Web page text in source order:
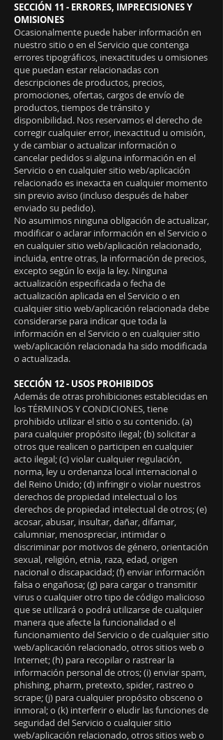
SECCIÓN 11 - ERRORES, IMPRECISIONES Y
OMISIONES
Ocasionalmente puede haber información en
nuestro sitio o en el Servicio que contenga
errores tipográficos, inexactitudes u omisiones
que puedan estar relacionadas con
descripciones de productos, precios,
promociones, ofertas, cargos de envío de
productos, tiempos de tránsito y
disponibilidad. Nos reservamos el derecho de
corregir cualquier error, inexactitud u omisión,
y de cambiar o actualizar información o
cancelar pedidos si alguna información en el
Servicio o en cualquier sitio web/aplicación
relacionado es inexacta en cualquier momento
sin previo aviso (incluso después de haber
enviado su pedido).
No asumimos ninguna obligación de actualizar,
modificar o aclarar información en el Servicio o
en cualquier sitio web/aplicación relacionado,
incluida, entre otras, la información de precios,
excepto según lo exija la ley. Ninguna
actualización especificada o fecha de
actualización aplicada en el Servicio o en
cualquier sitio web/aplicación relacionada debe
considerarse para indicar que toda la
información en el Servicio o en cualquier sitio
web/aplicación relacionada ha sido modificada
o actualizada.
SECCIÓN 12 - USOS PROHIBIDOS
Además de otras prohibiciones establecidas en
los TÉRMINOS Y CONDICIONES, tiene
prohibido utilizar el sitio o su contenido. (a)
para cualquier propósito ilegal; (b) solicitar a
otros que realicen o participen en cualquier
acto ilegal; (c) violar cualquier regulación,
norma, ley u ordenanza local internacional o
del Reino Unido; (d) infringir o violar nuestros
derechos de propiedad intelectual o los
derechos de propiedad intelectual de otros; (e)
acosar, abusar, insultar, dañar, difamar,
calumniar, menospreciar, intimidar o
discriminar por motivos de género, orientación
sexual, religión, etnia, raza, edad, origen
nacional o discapacidad; (f) enviar información
falsa o engañosa; (g) para cargar o transmitir
virus o cualquier otro tipo de código malicioso
que se utilizará o podrá utilizarse de cualquier
manera que afecte la funcionalidad o el
funcionamiento del Servicio o de cualquier sitio
web/aplicación relacionado, otros sitios web o
Internet; (h) para recopilar o rastrear la
información personal de otros; (i) enviar spam,
phishing, pharm, pretexto, spider, rastreo o
scrape; (j) para cualquier propósito obsceno o
inmoral; o (k) interferir o eludir las funciones de
seguridad del Servicio o cualquier sitio
web/aplicación relacionado, otros sitios web o